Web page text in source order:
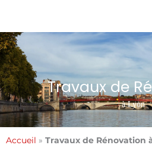
Travaux de
à Lyon
Accueil » Travaux de Rénovation